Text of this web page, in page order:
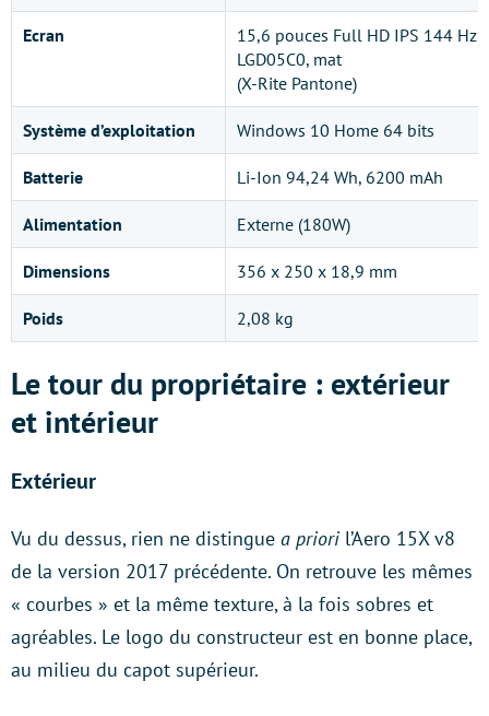
Ecran
15,6 pouces Full HD IPS 144 Hz
LGD05C0, mat
(X-Rite Pantone)
Système d’exploitation Windows 10 Home 64 bits
Batterie Li-Ion 94,24 Wh, 6200 mAh
Alimentation Externe (180W)
Dimensions 356 x 250 x 18,9 mm
Poids 2,08 kg
Le tour du propriétaire : extérieur
et intérieur
Extérieur
Vu du dessus, rien ne distingue a priori l’Aero 15X v8
de la version 2017 précédente. On retrouve les mêmes
« courbes » et la même texture, à la fois sobres et
agréables. Le logo du constructeur est en bonne place,
au milieu du capot supérieur.